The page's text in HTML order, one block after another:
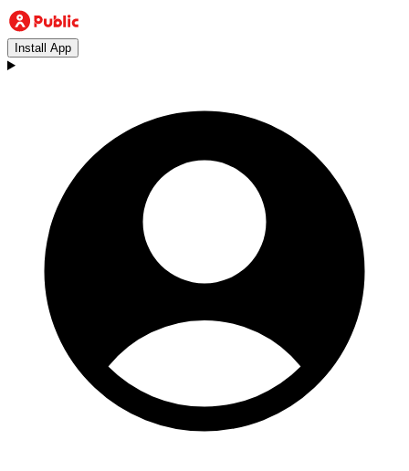
Install App